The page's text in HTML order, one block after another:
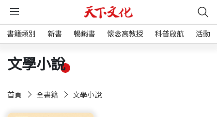
書籍類別 新書 暢銷書 懷念高教授 科普啟航 活動
文學小說
首頁 全書籍 文學小說